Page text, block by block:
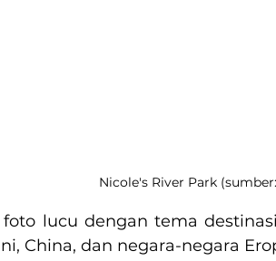
Nicole's River Park
foto lucu dengan tema
China, dan negara-negara